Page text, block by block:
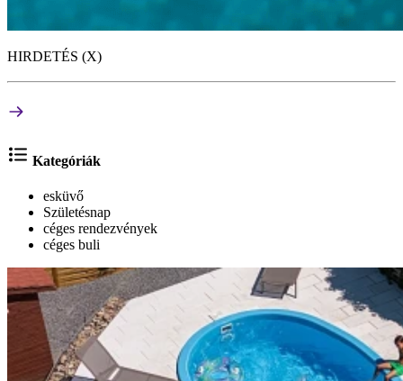
HIRDETÉS (X)
Kategóriák
esküvő
Születésnap
céges rendezvények
céges buli